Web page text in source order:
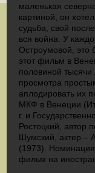
маленькая
картиной, он
судьба, свой
вся война. У
Остроумовой, это
этот фильм в
половиной
просмотра
аплодировать их
МКФ в Венеции
г. и
Ростоцкий, автор
Шумский, актер –
(1973).
фильм на